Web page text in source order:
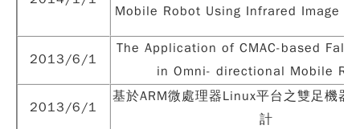
Mobile Robot Using Infrared Image
2013/6/1
The Application of CMAC-based Fall
in Omni- directional Mobile
2013/6/1
基於ARM微處理器Linux平台之雙足機器
計